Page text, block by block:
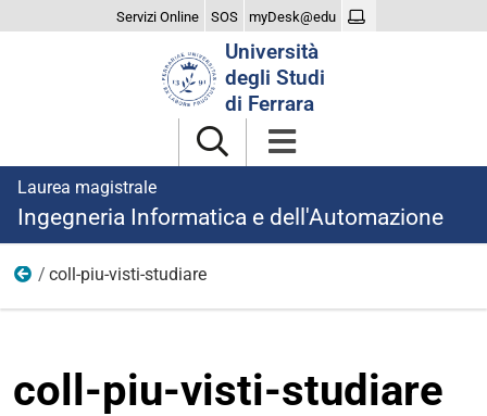
Servizi Online SOS myDesk@edu
Università
degli Studi
di Ferrara
Laurea magistrale
Ingegneria Informatica e dell'Automazione
Più visti studiare
coll-piu-visti-studiare
coll-piu-visti-studiare